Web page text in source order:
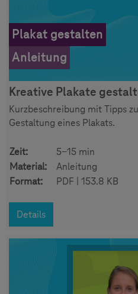
Plakat gestalten
Anleitung
Kreative Plakate
Kurzbeschreibung mit Tipps
Gestaltung eines Plakats.
Zeit:
5-15 min
Material:
Anleitung
Format:
PDF | 153.8 KB
Details